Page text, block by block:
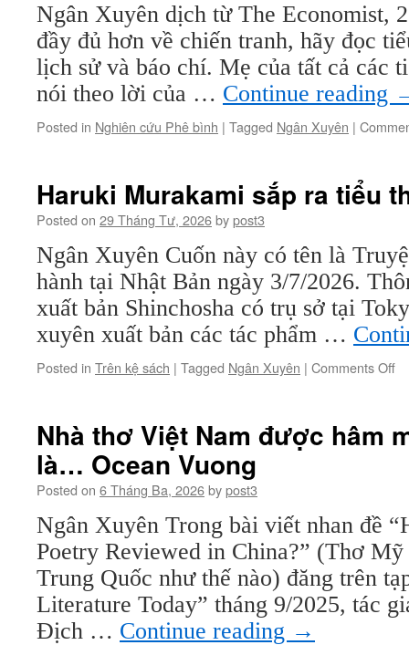
Ngân Xuyên dịch từ The Economist,
đầy đủ hơn về chiến tranh, hãy đọc
lịch sử và báo chí. Mẹ của tất cả các
nói theo lời của … Continue reading
Posted in Nghiên cứu Phê bình | Tagged Ngân Xuyên |
Haruki Murakami sắp ra tiểu
Posted on 29 Tháng Tư, 2026bypost3
Ngân Xuyên Cuốn này có tên là
hành tại Nhật Bản ngày 3/7/2026.
xuất bản Shinchosha có trụ sở tại
xuyên xuất bản các tác phẩm …
Posted in Trên kệ sách | Tagged Ngân Xuyên | Comments Offon
ra
Nhà thơ Việt Nam được hâm
là… Ocean Vuong
Posted on 6 Tháng Ba, 2026bypost3
Ngân Xuyên Trong bài viết nhan đề
Poetry Reviewed in China?” (Thơ
Trung Quốc như thế nào) đăng trên
Literature Today” tháng 9/2025, tác
Địch … Continue reading →